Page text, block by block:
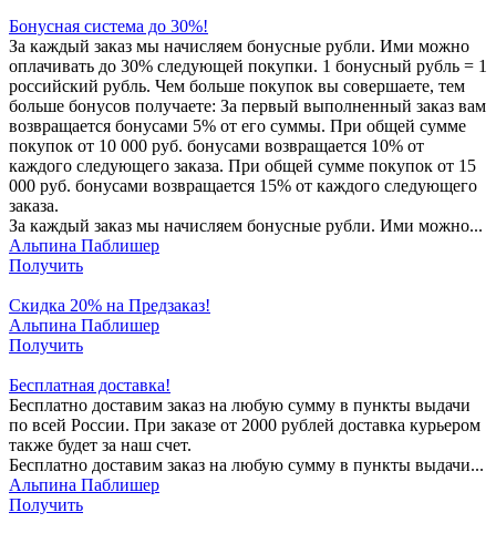
Бонусная система до 30%!
За каждый заказ мы начисляем бонусные рубли. Ими можно
оплачивать до 30% следующей покупки. 1 бонусный рубль = 1
российский рубль. Чем больше покупок вы совершаете, тем
больше бонусов получаете: За первый выполненный заказ вам
возвращается бонусами 5% от его суммы. При общей сумме
покупок от 10 000 руб. бонусами возвращается 10% от
каждого следующего заказа. При общей сумме покупок от 15
000 руб. бонусами возвращается 15% от каждого следующего
заказа.
За каждый заказ мы начисляем бонусные рубли. Ими можно...
Альпина Паблишер
Получить
Скидка 20% на Предзаказ!
Альпина Паблишер
Получить
Бесплатная доставка!
Бесплатно доставим заказ на любую сумму в пункты выдачи
по всей России. При заказе от 2000 рублей доставка курьером
также будет за наш счет.
Бесплатно доставим заказ на любую сумму в пункты выдачи...
Альпина Паблишер
Получить